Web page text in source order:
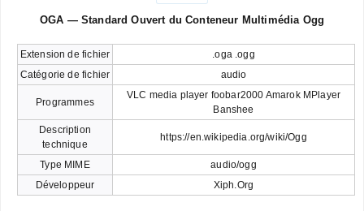
OGA — Standard Ouvert du Conteneur Multimédia Ogg
Extension de fichier
.oga .ogg
Catégorie de fichier
audio
Programmes
VLC media player foobar2000 Amarok MPlayer
Banshee
Description
technique
https://en.wikipedia.org/wiki/Ogg
Type MIME
audio/ogg
Développeur
Xiph.Org